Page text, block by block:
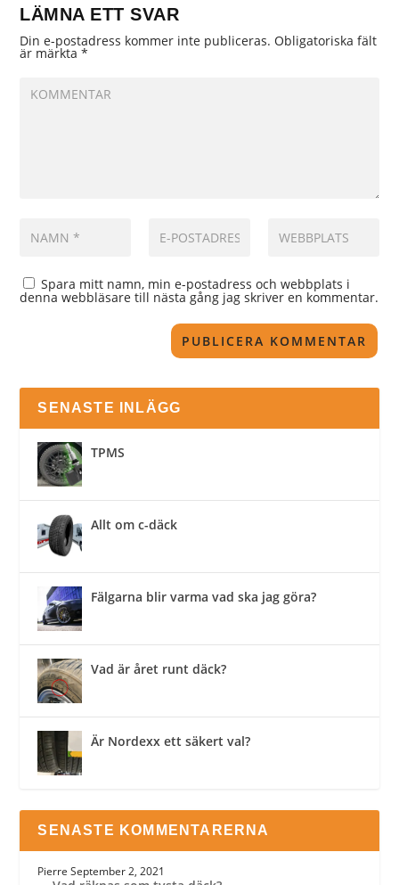
LÄMNA ETT SVAR
Din e-postadress kommer inte publiceras. Obligatoriska fält
är märkta*
Spara mitt namn, min e-postadress och webbplats i
denna webbläsare till nästa gång jag skriver en kommentar.
SENASTE INLÄGG
TPMS
Allt om c-däck
Fälgarna blir varma vad ska jag göra?
Vad är året runt däck?
Är Nordexx ett säkert val?
SENASTE KOMMENTARERNA
Pierre September 2, 2021